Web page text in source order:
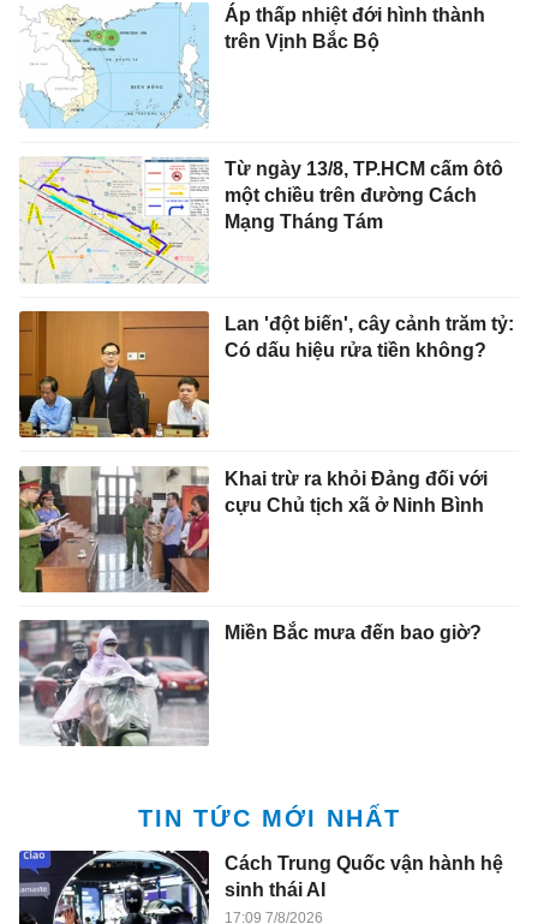
Áp thấp nhiệt đới hình thành
trên Vịnh Bắc Bộ
Từ ngày 13/8, TP.HCM cấm ôtô
một chiều trên đường Cách
Mạng Tháng Tám
Lan 'đột biến', cây cảnh trăm tỷ:
Có dấu hiệu rửa tiền không?
Khai trừ ra khỏi Đảng đối với
cựu Chủ tịch xã ở Ninh Bình
Miền Bắc mưa đến bao giờ?
TIN TỨC MỚI NHẤT
Cách Trung Quốc vận hành hệ
sinh thái AI
17:09 7/8/2026